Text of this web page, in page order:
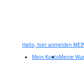
Hallo, hier anmelden
Mein KontoMeine